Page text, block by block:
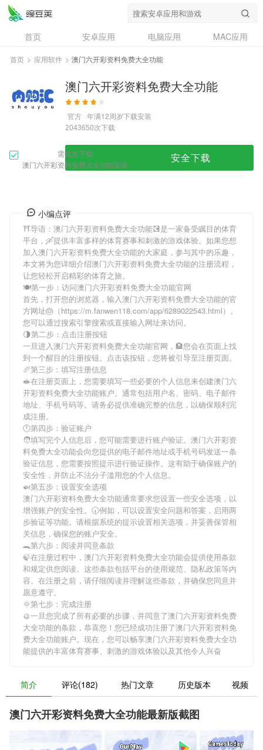
首页 安卓应用 电脑应用
MAC应用
资讯
专题 设计奖
首页 > 应用软件 > 澳门六开彩资料免费大全功能
澳门六开彩资料免费大全功能
官方 年满12周岁下载安装
2043650次下载
需优先下载
澳门六开彩资料免费大全功能安装
安全下载
小编点评
⛩导语： 澳门六开彩资料免费大全功能💽是一家备受瞩目的体育
平台，🛶提供丰富多样的体育赛事和刺激的游戏体验。如果您想
加入澳门六开彩资料免费大全功能的大家庭，参与其中的乐趣，
本文将为您详细介绍澳门六开彩资料免费大全功能的注册流程，
让您轻松开启精彩的体育之旅。
🍽第一步：访问澳门六开彩资料免费大全功能官网
首先，打开您的浏览器，输入澳门六开彩资料免费大全功能的官
方网址🎂（https://m.fanwen118.com/app/6289022543.html）。
您可以通过搜索引擎搜索或直接输入网址来访问。
🌗第二步：点击注册按钮
一旦进入澳门六开彩资料免费大全功能官网，🏨您会在页面上找
到一个醒目的注册按钮。点击该按钮，您将被引导至注册页面。
🥖第三步：填写注册信息
🥪在注册页面上，您需要填写一些必要的个人信息来创建澳门六
开彩资料免费大全功能账户。通常包括用户名、密码、电子邮件
地址、手机号码等。请务必提供准确完整的信息，以确保顺利完
成注册。
🕛第四步：验证账户
🧑填写完个人信息后，您可能需要进行账户验证。 澳门六开彩资
料免费大全功能会向您提供的电子邮件地址或手机号码发送一条
验证信息，您需要按照提示进行验证操作。这有助于确保账户的
安全性，并防止不法分子滥用您的个人信息。
🍛第五步：设置安全选项
澳门六开彩资料免费大全功能通常要求您设置一些安全选项，以
增强账户的安全性。🕢例如，可以设置安全问题和答案，启用两
步验证等功能。请根据系统的提示设置相关选项，并妥善保管相
关信息，确保您的账户安全。
🐊第六步：阅读并同意条款
🍃在注册过程中， 澳门六开彩资料免费大全功能会提供使用条款
和规定供您阅读。这些条款包括平台的使用规范、隐私政策等内
容。在注册之前，请仔细阅读并理解这些条款，并确保您同意并
愿意遵守。
🌞第七步：完成注册
🥮一旦您完成了所有必要的步骤，并同意了澳门六开彩资料免费
大全功能的条款，恭喜您！您已经成功注册了澳门六开彩资料免
费大全功能账户。现在，您可以畅享澳门六开彩资料免费大全功
能提供的丰富体育赛事、刺激的游戏体验以及其他令人兴奋
简介 评论(182) 热门文章 历史版本 视频
澳门六开彩资料免费大全功能最新版截图